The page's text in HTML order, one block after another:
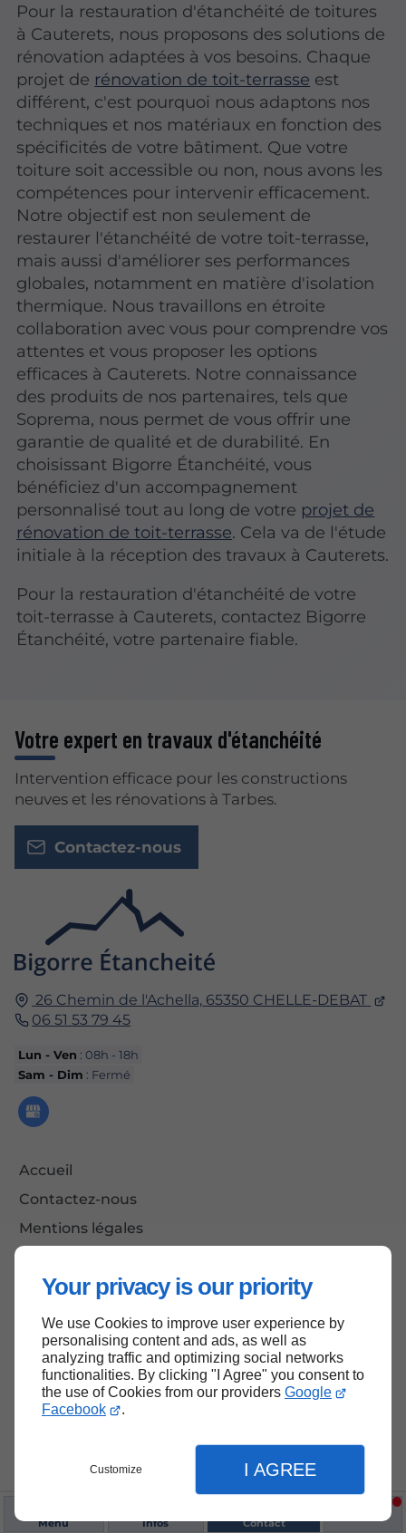
Your privacy is our priority
We use Cookies to improve user experience by
personalising content and ads, as well as
analyzing traffic and optimizing social networks
functionalities. By clicking "I Agree" you consent to
the use of Cookies from our providers Google
Facebook
.
Customize I AGREE
Menu Infos Contact
Pour la restauration d'étanchéité de toitures
à Cauterets, nous proposons des solutions de
rénovation adaptées à vos besoins. Chaque
projet de rénovation de toit-terrasse est
différent, c'est pourquoi nous adaptons nos
techniques et nos matériaux en fonction des
spécificités de votre bâtiment. Que votre
toiture soit accessible ou non, nous avons les
compétences pour intervenir efficacement.
Notre objectif est non seulement de
restaurer l'étanchéité de votre toit-terrasse,
mais aussi d'améliorer ses performances
globales, notamment en matière d'isolation
thermique. Nous travaillons en étroite
collaboration avec vous pour comprendre vos
attentes et vous proposer les options
efficaces à Cauterets. Notre connaissance
des produits de nos partenaires, tels que
Soprema, nous permet de vous offrir une
garantie de qualité et de durabilité. En
choisissant Bigorre Étanchéité, vous
bénéficiez d'un accompagnement
personnalisé tout au long de votre projet de
rénovation de toit-terrasse. Cela va de l'étude
initiale à la réception des travaux à Cauterets.
Pour la restauration d'étanchéité de votre
toit-terrasse à Cauterets, contactez Bigorre
Étanchéité, votre partenaire fiable.
26 Chemin de l'Achella, 65350 CHELLE-DEBAT
06 51 53 79 45
Lun - Ven : 08h - 18h
Sam - Dim : Fermé
Accueil
Contactez-nous
Mentions légales
Votre expert en travaux d'étanchéité
Intervention efficace pour les constructions
neuves et les rénovations à Tarbes.
Contactez-nous
Haut de page